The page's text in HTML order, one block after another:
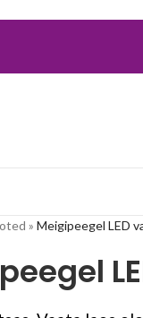
» Meigipeegel LED